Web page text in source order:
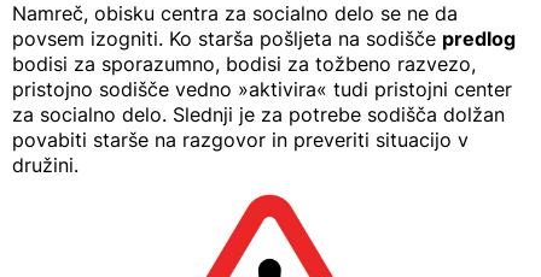
Namreč, obisku centra za socialno delo se ne da
povsem izogniti. Ko starša pošljeta na sodišče predlog
bodisi za sporazumno, bodisi za tožbeno razvezo,
pristojno sodišče vedno »aktivira« tudi pristojni center
za socialno delo. Slednji je za potrebe sodišča dolžan
povabiti starše na razgovor in preveriti situacijo v
družini.